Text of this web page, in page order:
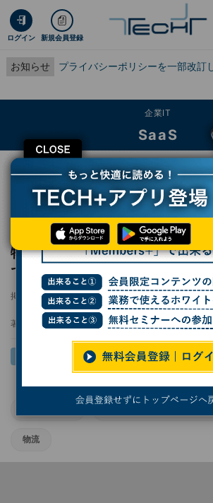
ログイン 新規会員登録
お知らせ プライバシーポリシーを一部改訂
CLOSE
企業IT
SaaS
TECH+ 企業IT
SaaS
物流業界の2024年問題に“受け取る側”の改革で挑む、
物流業界の2024年問題に“受け
で挑む、ナスタの取り組みとは
掲載日 2023/06/13 09:00
著者： 林雪絵
物流